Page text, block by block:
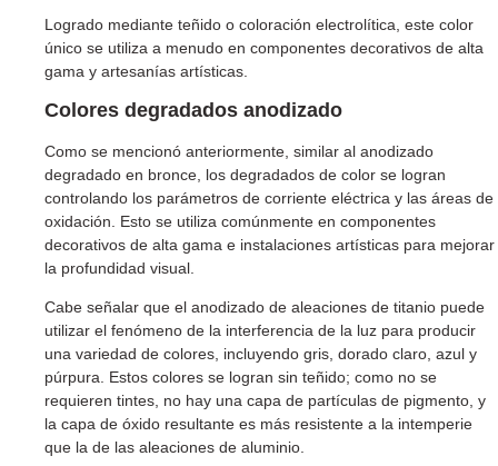
Logrado mediante teñido o coloración electrolítica, este color
único se utiliza a menudo en componentes decorativos de alta
gama y artesanías artísticas.
Colores degradados anodizado
Como se mencionó anteriormente, similar al anodizado
degradado en bronce, los degradados de color se logran
controlando los parámetros de corriente eléctrica y las áreas de
oxidación. Esto se utiliza comúnmente en componentes
decorativos de alta gama e instalaciones artísticas para mejorar
la profundidad visual.
Cabe señalar que el anodizado de aleaciones de titanio puede
utilizar el fenómeno de la interferencia de la luz para producir
una variedad de colores, incluyendo gris, dorado claro, azul y
púrpura. Estos colores se logran sin teñido; como no se
requieren tintes, no hay una capa de partículas de pigmento, y
la capa de óxido resultante es más resistente a la intemperie
que la de las aleaciones de aluminio.